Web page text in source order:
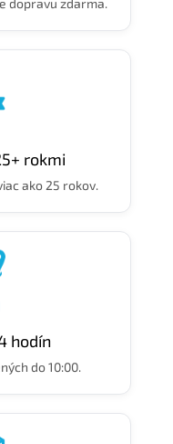
dopravu zdarma.
rokmi
ako 25 rokov.
hodín
do 10:00.